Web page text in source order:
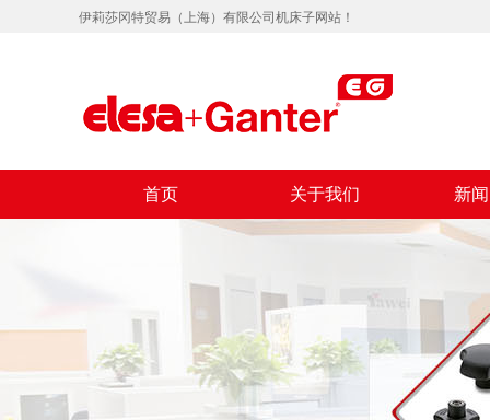
伊莉莎冈特贸易（上海）有限公司机床子网站！
首页 关于我们 新